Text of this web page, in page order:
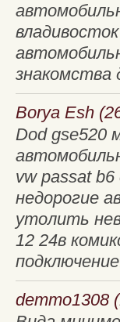
знакомства
Borya Esh
Dod gse520
vw passat
недорогие
утолить
12 24в
demmo1308